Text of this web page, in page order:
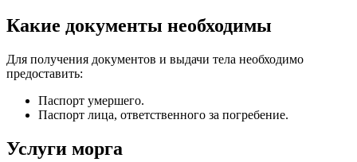
Какие документы необходимы
Для получения документов и выдачи тела необходимо
предоставить:
Паспорт умершего.
Паспорт лица, ответственного за погребение.
Услуги морга